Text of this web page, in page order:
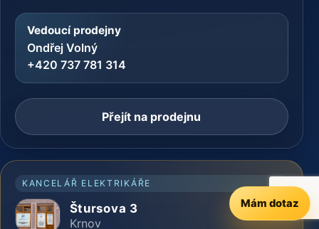
Mám dotaz
Vedoucí prodejny
Ondřej Volný
+420 737 781 314
Přejít na prodejnu
KANCELÁŘ ELEKTRIKÁŘE
Štursova 3
Krnov